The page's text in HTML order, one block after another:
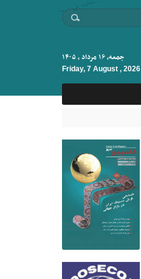
جمعه, ۱۶ مرداد , ۱۴۰۵
Friday, 7 August , 2026